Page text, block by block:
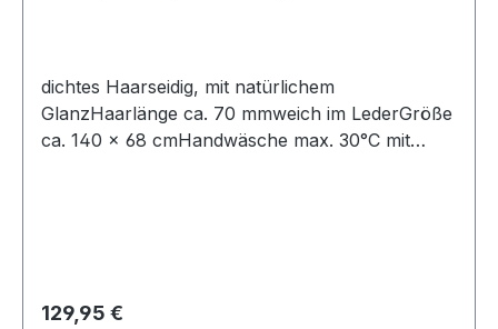
dichtes Haarseidig, mit natürlichem
GlanzHaarlänge ca. 70 mmweich im LederGröße
ca. 140 × 68 cmHandwäsche max. 30°C mit
Regulärer Preis:
129,95 €